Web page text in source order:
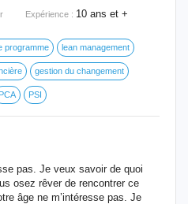
Expérience : 10 ans et +
programme lean management
gestion du changement
PCA PSI
pas. Je veux savoir de quoi
osez rêver de rencontrer ce
âge ne m’intéresse pas. Je